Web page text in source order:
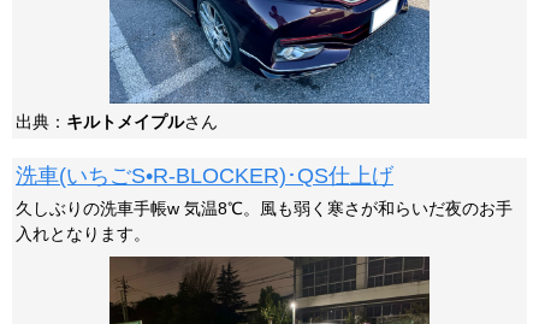
出典： キルトメイプルさん
洗車(いちごS•R-BLOCKER)･QS仕上げ
久しぶりの洗車手帳w 気温8℃。風も弱く寒さが和らいだ夜のお手
入れとなります。